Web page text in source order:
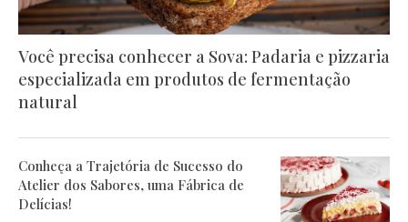
Você precisa conhecer a Sova: Padaria e pizzaria
especializada em produtos de fermentação
natural
Conheça a Trajetória de Sucesso do
Atelier dos Sabores, uma Fábrica de
Delícias!